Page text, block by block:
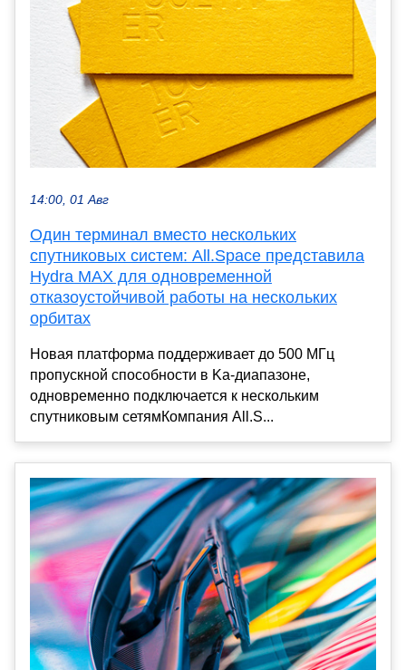
14:00, 01 Авг
Один терминал вместо нескольких
спутниковых систем: All.Space представила
Hydra MAX для одновременной
отказоустойчивой работы на нескольких
орбитах
Новая платформа поддерживает до 500 МГц
пропускной способности в Ka-диапазоне,
одновременно подключается к нескольким
спутниковым сетямКомпания All.S...